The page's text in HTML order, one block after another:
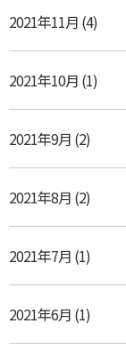
2021年11月 (4)
2021年10月 (1)
2021年9月 (2)
2021年8月 (2)
2021年7月 (1)
2021年6月 (1)